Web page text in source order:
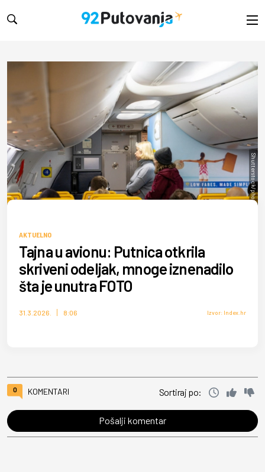
Shutterstock/photosounds
AKTUELNO
Tajna u avionu: Putnica otkrila
skriveni odeljak, mnoge iznenadilo
šta je unutra FOTO
31.3.2026. 8:06 Izvor: Index.hr
0 KOMENTARI Sortiraj po:
Pošalji komentar